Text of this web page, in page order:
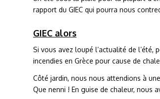
rapport du GIEC qui pourra nous
GIEC alors
Si vous avez loupé l’actualité de
incendies en Grèce pour cause de
Côté jardin, nous nous attendions à
Que nenni ! En guise de chaleur, nous